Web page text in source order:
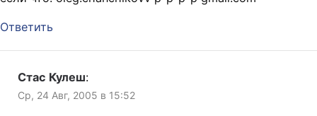
Ответить
Стас Кулеш:
Ср, 24 Авг, 2005 в 15:52